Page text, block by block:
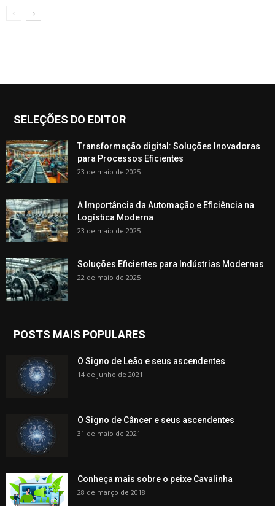
SELEÇÕES DO EDITOR
Transformação digital: Soluções Inovadoras
para Processos Eficientes
23 de maio de 2025
A Importância da Automação e Eficiência na
Logística Moderna
23 de maio de 2025
Soluções Eficientes para Indústrias Modernas
22 de maio de 2025
POSTS MAIS POPULARES
O Signo de Leão e seus ascendentes
14 de junho de 2021
O Signo de Câncer e seus ascendentes
31 de maio de 2021
Conheça mais sobre o peixe Cavalinha
28 de março de 2018